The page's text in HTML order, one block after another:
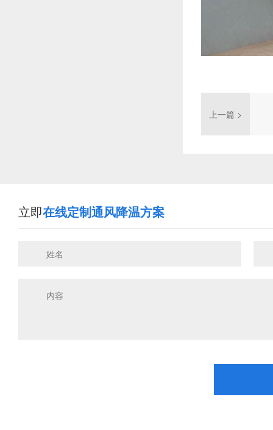
上一篇 >
立即在线定制通风降温方案